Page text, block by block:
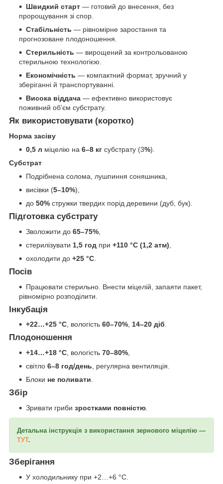
Швидкий старт — готовий до внесення, без
пророщування зі спор.
Стабільність — рівномірне заростання та
прогнозоване плодоношення.
Стерильність — вирощений за контрольованою
стерильною технологією.
Економічність — компактний формат, зручний у
зберіганні й транспортуванні.
Висока віддача — ефективно використовує
поживний об’єм субстрату.
Як використовувати (коротко)
Норма засіву
0,5 л міцелію на 6–8 кг субстрату (3%).
Субстрат
Подрібнена солома, лушпиння соняшника,
висівки (5–10%),
до 50% стружки твердих порід деревини (дуб, бук).
Підготовка субстрату
Зволожити до 65–75%
стерилізувати 1,5 год при +110 °C (1,2 атм)
охолодити до +25 °C
Посів
Працювати стерильно. Внести міцелій, запаяти пакет,
рівномірно розподілити.
Інкубація
+22…+25 °C, вологість 60–70%, 14–20 діб.
Плодоношення
+14…+18 °C, вологість 70–80%,
світло 6–8 год/день, регулярна вентиляція.
Блоки не поливати.
Збір
Зривати гриби зростками повністю
Детальна інструкція з використання зернового міцелію —
ТУТ.
Зберігання
У холодильнику при +2…+6 °C.